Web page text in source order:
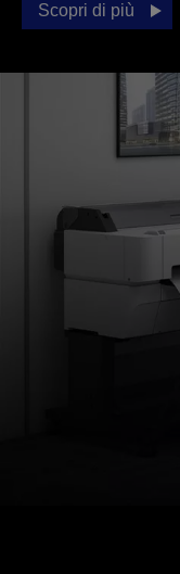
Scopri di più